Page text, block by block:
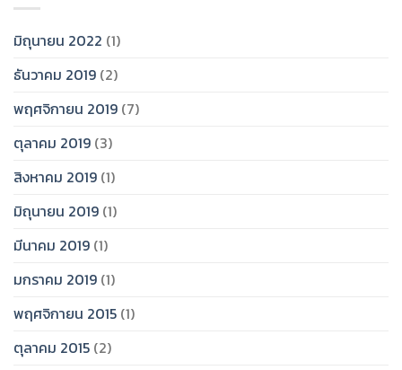
มิถุนายน 2022 (1)
ธันวาคม 2019 (2)
พฤศจิกายน 2019 (7)
ตุลาคม 2019 (3)
สิงหาคม 2019 (1)
มิถุนายน 2019 (1)
มีนาคม 2019 (1)
มกราคม 2019 (1)
พฤศจิกายน 2015 (1)
ตุลาคม 2015 (2)